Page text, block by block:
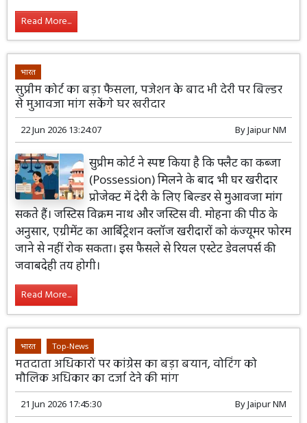
Read More...
भारत
सुप्रीम कोर्ट का बड़ा फैसला, पजेशन के बाद भी देरी पर बिल्डर
से मुआवजा मांग सकेंगे घर खरीदार
22 Jun 2026 13:24:07 ByJaipur NM
सुप्रीम कोर्ट ने स्पष्ट किया है कि फ्लैट का कब्जा
(Possession) मिलने के बाद भी घर खरीदार
प्रोजेक्ट में देरी के लिए बिल्डर से मुआवजा मांग
सकते हैं। जस्टिस विक्रम नाथ और जस्टिस वी. मोहना की पीठ के
अनुसार, एग्रीमेंट का आर्बिट्रेशन क्लॉज खरीदारों को कंज्यूमर फोरम
जाने से नहीं रोक सकता। इस फैसले से रियल एस्टेट डेवलपर्स की
जवाबदेही तय होगी।
Read More...
भारत Top-News
मतदाता अधिकारों पर कांग्रेस का बड़ा बयान, वोटिंग को
मौलिक अधिकार का दर्जा देने की मांग
21 Jun 2026 17:45:30 ByJaipur NM